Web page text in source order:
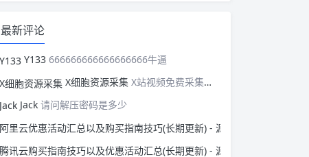
最新评论
Y133 666666666666666666牛逼
X细胞资源采集 X站视频免费采集，可以适配此CMS，含免费模板。有需要的站长可以看看xxibaozyw.com
Jack 请问解压密码是多少